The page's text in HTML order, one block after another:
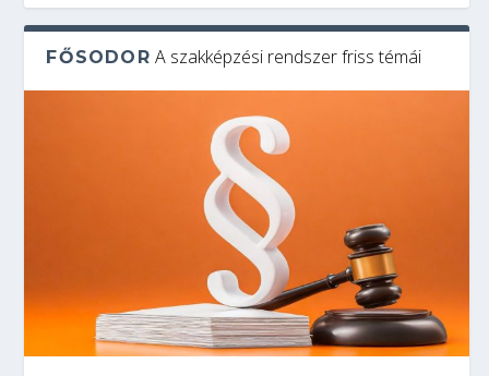
FŐSODOR A szakképzési rendszer friss témái